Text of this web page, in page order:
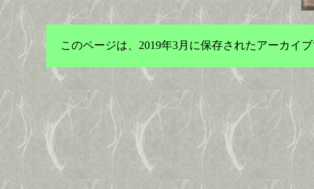
このページは、2019年3月に保存されたアーカイ